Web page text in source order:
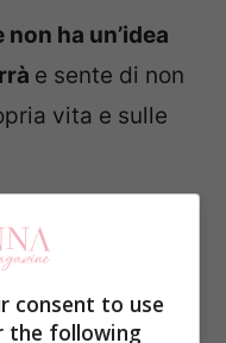
ha un’idea
e sente di non
vita e sulle
di
fatto da
consent to use
the following